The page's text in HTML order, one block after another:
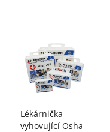
Lékárnička
vyhovující Osha